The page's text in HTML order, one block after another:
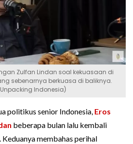
Zulfan Lindan soal kekuasaan di
sebenarnya berkuasa di baliknya.
Indonesia)
politikus senior Indonesia, Eros
beberapa bulan lalu kembali
membahas perihal